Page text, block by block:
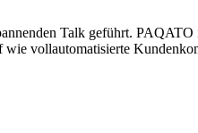
Talk geführt.
wie vollautomatisierte